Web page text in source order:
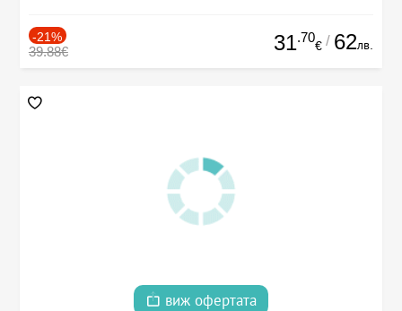
-21%
39.88€ 31.70
€ / 62лв.
виж офертата